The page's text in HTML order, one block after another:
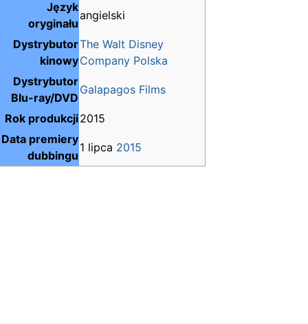
Język
oryginału
angielski
Dystrybutor
kinowy
The Walt Disney
Company Polska
Dystrybutor
Blu-ray/DVD
Galapagos Films
Rok produkcji2015
Data premiery
dubbingu
1 lipca 2015